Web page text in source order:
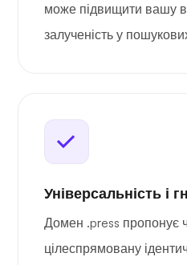
може підвищити вашу
залученість у
Універсальність і
Домен .press пропонує
цілеспрямовану